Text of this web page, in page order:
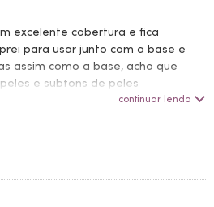
excelente cobertura e fica
para usar junto com a base e
assim como a base, acho que
e subtons de peles
00 e 05, porque a 00 é muito clara
que a minha pele. Mas a
Niina são excelentes, recomendo!
continuar lendo